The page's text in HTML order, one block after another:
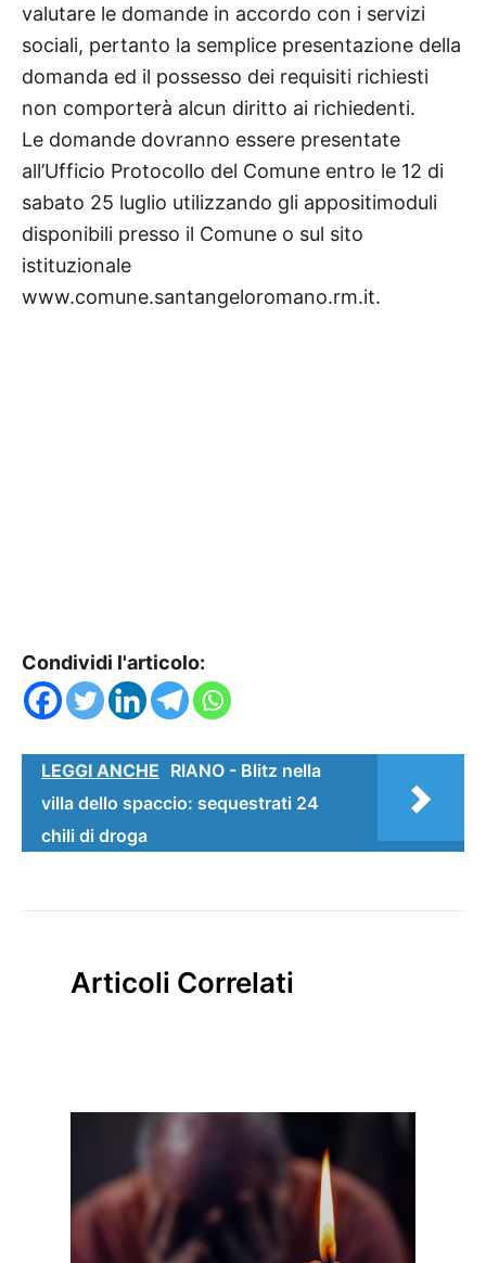
valutare le domande in accordo con i servizi
sociali, pertanto la semplice presentazione della
domanda ed il possesso dei requisiti richiesti
non comporterà alcun diritto ai richiedenti.
Le domande dovranno essere presentate
all’Ufficio Protocollo del Comune entro le 12 di
sabato 25 luglio utilizzando gli appositimoduli
disponibili presso il Comune o sul sito
istituzionale
www.comune.santangeloromano.rm.it.
Condividi l'articolo:
LEGGI ANCHE RIANO - Blitz nella
villa dello spaccio: sequestrati 24
chili di droga
Articoli Correlati